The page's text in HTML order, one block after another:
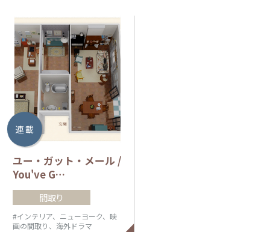
連 載
ユー・ガット・メール /
You've G…
間取り
#インテリア、ニューヨーク、映
画の間取り、海外ドラマ